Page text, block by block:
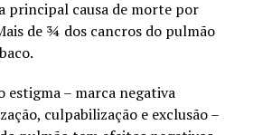
principal causa de morte por
de ¾ dos cancros do pulmão
estigma – marca negativa
culpabilização e exclusão –